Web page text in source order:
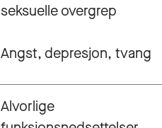
seksuelle overgrep
Angst, depresjon, tvang
Alvorlige